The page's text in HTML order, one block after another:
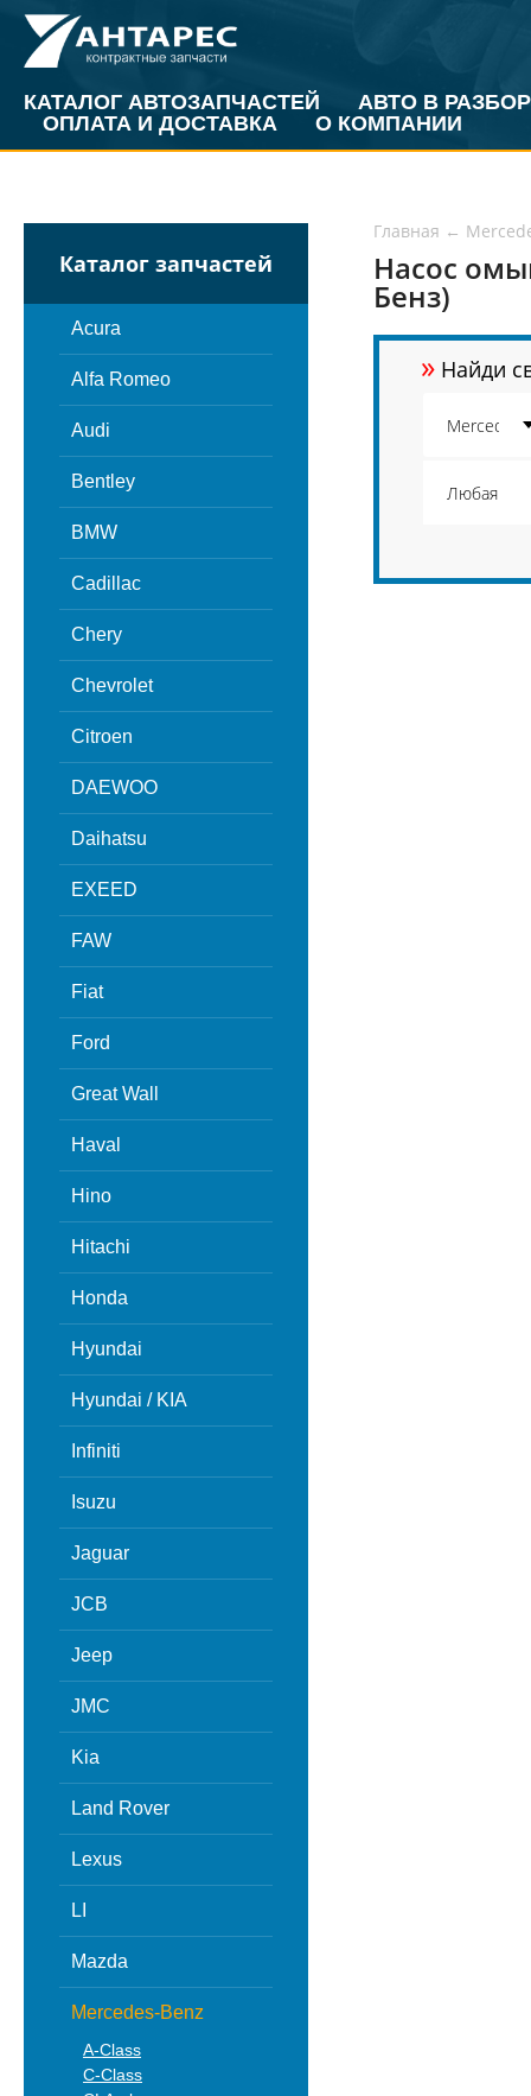
КАТАЛОГ АВТОЗАПЧАСТЕЙ
АВТО В РАЗБОР
ОПЛАТА И ДОСТАВКА
О КОМПАНИИ
Каталог запчастей
Acura
Alfa Romeo
Audi
Bentley
BMW
Cadillac
Chery
Chevrolet
Citroen
DAEWOO
Daihatsu
EXEED
FAW
Fiat
Ford
Great Wall
Haval
Hino
Hitachi
Honda
Hyundai
Hyundai / KIA
Infiniti
Isuzu
Jaguar
JCB
Jeep
JMC
Kia
Land Rover
Lexus
LI
Mazda
Mercedes-Benz
A-Class
C-Class
Главная ←
Насос
Бенз)
» Найди